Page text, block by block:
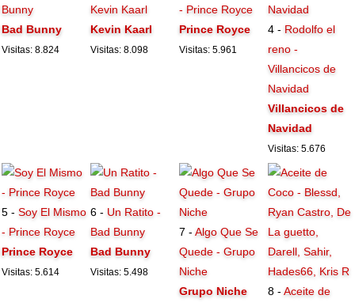
Bunny
Bad Bunny
Visitas: 8.824
Kevin Kaarl
Kevin Kaarl
Visitas: 8.098
- Prince Royce
Prince Royce
Visitas: 5.961
4 - Rodolfo el
reno -
Villancicos de
Navidad
Villancicos de
Navidad
Visitas: 5.676
5 -Soy El Mismo
- Prince Royce
Prince Royce
Visitas: 5.614
6 - Un Ratito -
Bad Bunny
Bad Bunny
Visitas: 5.498
7 -Algo Que Se
Quede - Grupo
Niche
Grupo Niche
8 -Aceite de